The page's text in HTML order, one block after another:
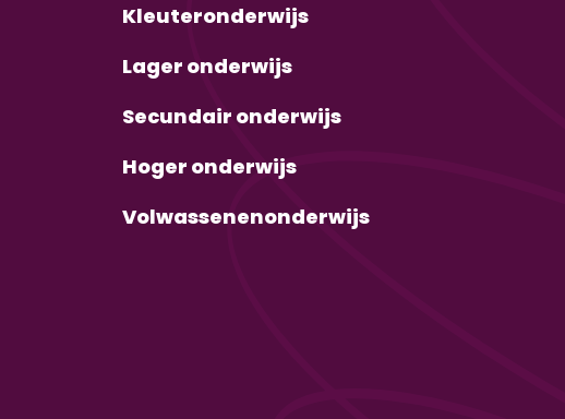
Kleuteronderwijs
Lager onderwijs
Secundair onderwijs
Hoger onderwijs
Volwassenenonderwijs